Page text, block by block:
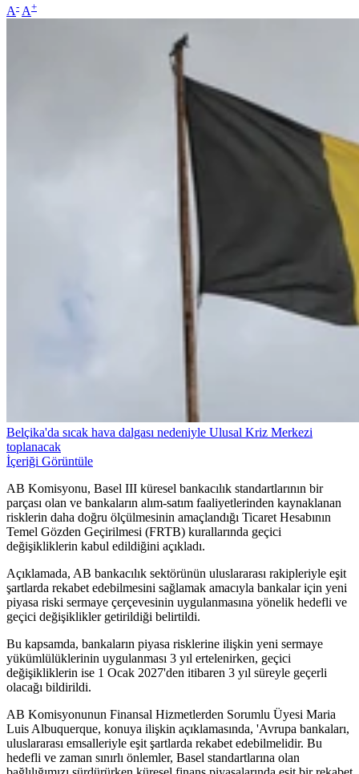
A- A+
Belçika'da sıcak hava dalgası nedeniyle Ulusal Kriz Merkezi
toplanacak
İçeriği Görüntüle
AB Komisyonu, Basel III küresel bankacılık standartlarının bir
parçası olan ve bankaların alım-satım faaliyetlerinden kaynaklanan
risklerin daha doğru ölçülmesinin amaçlandığı Ticaret Hesabının
Temel Gözden Geçirilmesi (FRTB) kurallarında geçici
değişikliklerin kabul edildiğini açıkladı.
Açıklamada, AB bankacılık sektörünün uluslararası rakipleriyle eşit
şartlarda rekabet edebilmesini sağlamak amacıyla bankalar için yeni
piyasa riski sermaye çerçevesinin uygulanmasına yönelik hedefli ve
geçici değişiklikler getirildiği belirtildi.
Bu kapsamda, bankaların piyasa risklerine ilişkin yeni sermaye
yükümlülüklerinin uygulanması 3 yıl ertelenirken, geçici
değişikliklerin ise 1 Ocak 2027'den itibaren 3 yıl süreyle geçerli
olacağı bildirildi.
AB Komisyonunun Finansal Hizmetlerden Sorumlu Üyesi Maria
Luis Albuquerque, konuya ilişkin açıklamasında, 'Avrupa bankaları,
uluslararası emsalleriyle eşit şartlarda rekabet edebilmelidir. Bu
hedefli ve zaman sınırlı önlemler, Basel standartlarına olan